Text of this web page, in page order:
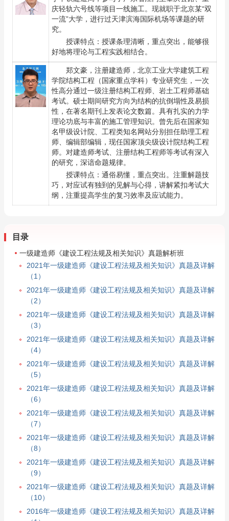
庆轻轨六号线等项目一线施工。现就职于北京某“双
一流”大学，进行过天津滨海国际机场等课题的研
究。
授课特点：授课条理清晰，重点突出，能够很
好地将理论与工程实践相结合。
郑文豪 ，注册建造师，北京工业大学建筑工程
学院结构工程（国家重点学科）专业研究生，一次
性高分通过一级注册结构工程师、岩土工程师基础
考试。硕士期间研究方向为结构的抗倒塌性及易损
性，在著名期刊上发表论文数篇。具有扎实的力学
理论功底与丰富的施工管理知识。曾先后在国家知
名甲级设计院、工程类知名网站分别担任助理工程
师、编辑部编辑，现任国家顶尖级设计院结构工程
师。对建造师考试、注册结构工程师等考试有深入
的研究，深谙命题规律。
授课特点：通俗易懂，重点突出。注重解题技
巧，对应试有独到的见解与心得，讲解紧扣考试大
纲，注重提高学生的复习效率及应试能力。
目录
一级建造师《建设工程法规及相关知识》真题解析班
2021年一级建造师《建设工程法规及相关知识》真题及详解
（1）
2021年一级建造师《建设工程法规及相关知识》真题及详解
（2）
2021年一级建造师《建设工程法规及相关知识》真题及详解
（3）
2021年一级建造师《建设工程法规及相关知识》真题及详解
（4）
2021年一级建造师《建设工程法规及相关知识》真题及详解
（5）
2021年一级建造师《建设工程法规及相关知识》真题及详解
（6）
2021年一级建造师《建设工程法规及相关知识》真题及详解
（7）
2021年一级建造师《建设工程法规及相关知识》真题及详解
（8）
2021年一级建造师《建设工程法规及相关知识》真题及详解
（9）
2021年一级建造师《建设工程法规及相关知识》真题及详解
（10）
2016年一级建造师《建设工程法规及相关知识》真题及详解